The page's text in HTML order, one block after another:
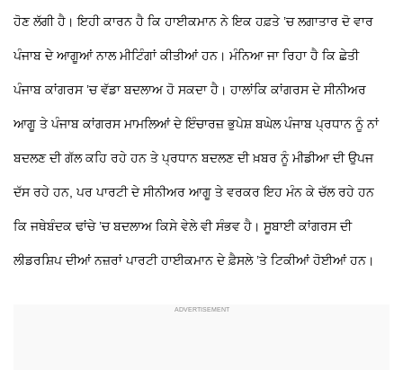
ਹੋਣ ਲੱਗੀ ਹੈ। ਇਹੀ ਕਾਰਨ ਹੈ ਕਿ ਹਾਈਕਮਾਨ ਨੇ ਇਕ ਹਫ਼ਤੇ ’ਚ ਲਗਾਤਾਰ ਦੋ ਵਾਰ
ਪੰਜਾਬ ਦੇ ਆਗੂਆਂ ਨਾਲ ਮੀਟਿੰਗਾਂ ਕੀਤੀਆਂ ਹਨ। ਮੰਨਿਆ ਜਾ ਰਿਹਾ ਹੈ ਕਿ ਛੇਤੀ
ਪੰਜਾਬ ਕਾਂਗਰਸ ’ਚ ਵੱਡਾ ਬਦਲਾਅ ਹੋ ਸਕਦਾ ਹੈ। ਹਾਲਾਂਕਿ ਕਾਂਗਰਸ ਦੇ ਸੀਨੀਅਰ
ਆਗੂ ਤੇ ਪੰਜਾਬ ਕਾਂਗਰਸ ਮਾਮਲਿਆਂ ਦੇ ਇੰਚਾਰਜ਼ ਭੁਪੇਸ਼ ਬਘੇਲ ਪੰਜਾਬ ਪ੍ਰਧਾਨ ਨੂੰ ਨਾਂ
ਬਦਲਣ ਦੀ ਗੱਲ ਕਹਿ ਰਹੇ ਹਨ ਤੇ ਪ੍ਰਧਾਨ ਬਦਲਣ ਦੀ ਖ਼ਬਰ ਨੂੰ ਮੀਡੀਆ ਦੀ ਉਪਜ
ਦੱਸ ਰਹੇ ਹਨ, ਪਰ ਪਾਰਟੀ ਦੇ ਸੀਨੀਅਰ ਆਗੂ ਤੇ ਵਰਕਰ ਇਹ ਮੰਨ ਕੇ ਚੱਲ ਰਹੇ ਹਨ
ਕਿ ਜਥੇਬੰਦਕ ਢਾਂਚੇ ’ਚ ਬਦਲਾਅ ਕਿਸੇ ਵੇਲੇ ਵੀ ਸੰਭਵ ਹੈ। ਸੂਬਾਈ ਕਾਂਗਰਸ ਦੀ
ਲੀਡਰਸ਼ਿਪ ਦੀਆਂ ਨਜ਼ਰਾਂ ਪਾਰਟੀ ਹਾਈਕਮਾਨ ਦੇ ਫ਼ੈਸਲੇ ’ਤੇ ਟਿਕੀਆਂ ਹੋਈਆਂ ਹਨ।